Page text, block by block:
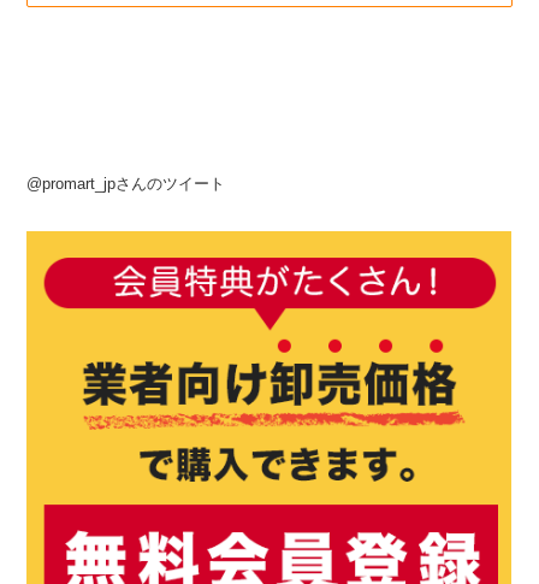
@promart_jpさんのツイート